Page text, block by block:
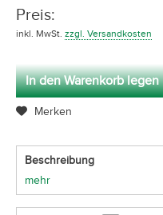
Preis:
inkl. MwSt. zzgl. Versandkosten
In den Warenkorb legen
Merken
Beschreibung
mehr